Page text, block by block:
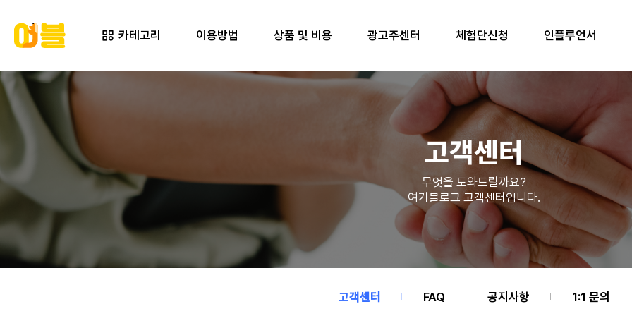
카테고리 이용방법 상품 및 비용 광고주센터 체험단신청 인플루언서
고객센터
무엇을 도와드릴까요?
여기블로그 고객센터입니다.
고객센터 FAQ 공지사항 1:1 문의